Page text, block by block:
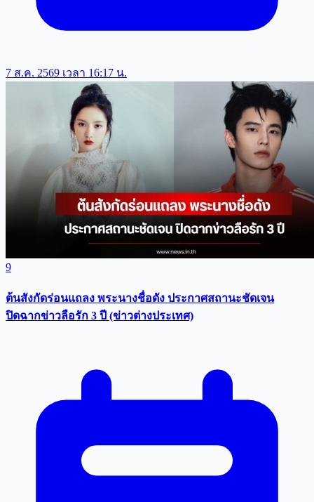
7 ส.ค. 2569 เวลา 16:17 น.
9
ต้นสังกัดร่อนแถลง พระนางชื่อดัง ประกาศสถานะชัดเจน
ปิดฉากข่าวลือรัก 3 ปี (ข่าวต่างประเทศ)